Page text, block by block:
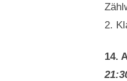
2.
14.